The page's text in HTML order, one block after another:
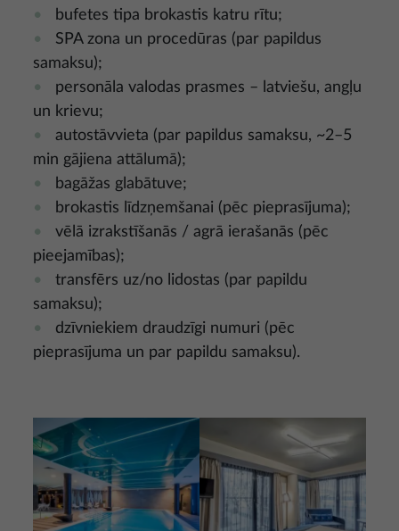
bufetes tipa brokastis katru rītu;
SPA zona un procedūras (par papildus
samaksu);
personāla valodas prasmes – latviešu, angļu
un krievu;
autostāvvieta (par papildus samaksu, ~2–5
min gājiena attālumā);
bagāžas glabātuve;
brokastis līdzņemšanai (pēc pieprasījuma);
vēlā izrakstīšanās / agrā ierašanās (pēc
pieejamības);
transfērs uz/no lidostas (par papildu
samaksu);
dzīvniekiem draudzīgi numuri (pēc
pieprasījuma un par papildu samaksu).
Attēls